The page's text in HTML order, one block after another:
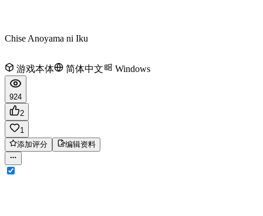
Chise Anoyama ni Iku
游戏本体 简体中文 Windows
924
2
1
添加评分
编辑资料